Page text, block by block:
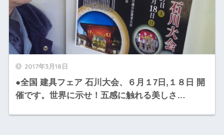
2017年3月18日
●全国 建具フェア 石川大会、６月１7日,１８日 開
催です。世界に示せ！五感に触れる美しさ…